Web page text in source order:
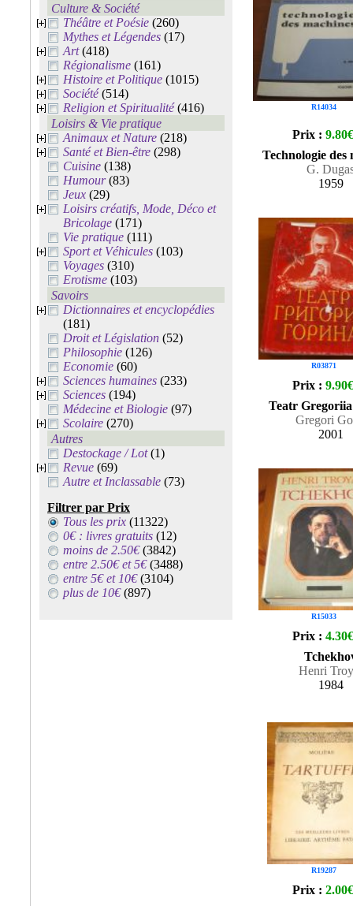
Culture & Société
Théâtre et Poésie (260)
Mythes et Légendes (17)
Art(418)
Régionalisme (161)
Histoire et Politique (1015)
Société(514)
Religion et Spiritualité(416)
Loisirs & Vie pratique
Animaux et Nature (218)
Santé et Bien-être (298)
Cuisine (138)
Humour(83)
Jeux (29)
Loisirs créatifs, Mode, Déco et
Bricolage (171)
Vie pratique (111)
Sport et Véhicules (103)
Voyages (310)
Erotisme (103)
Savoirs
Dictionnaires et encyclopédies
(181)
Droit et Législation (52)
Philosophie (126)
Economie (60)
Sciences humaines (233)
Sciences (194)
Médecine et Biologie (97)
Scolaire (270)
Autres
Destockage / Lot(1)
Revue (69)
Autre et Inclassable (73)
Filtrer par Prix
Tous les prix (11322)
0€ : livres gratuits (12)
moins de 2.50€(3842)
entre 2.50€ et 5€(3488)
entre 5€ et 10€(3104)
plus de 10€(897)
R14034
Prix : 9.80€
Technologie des
G.
1959
R03871
Prix : 9.90€
Teatr
Gregori
2001
R15033
Prix : 4.30€
Henri
1984
R19287
Prix : 2.00€